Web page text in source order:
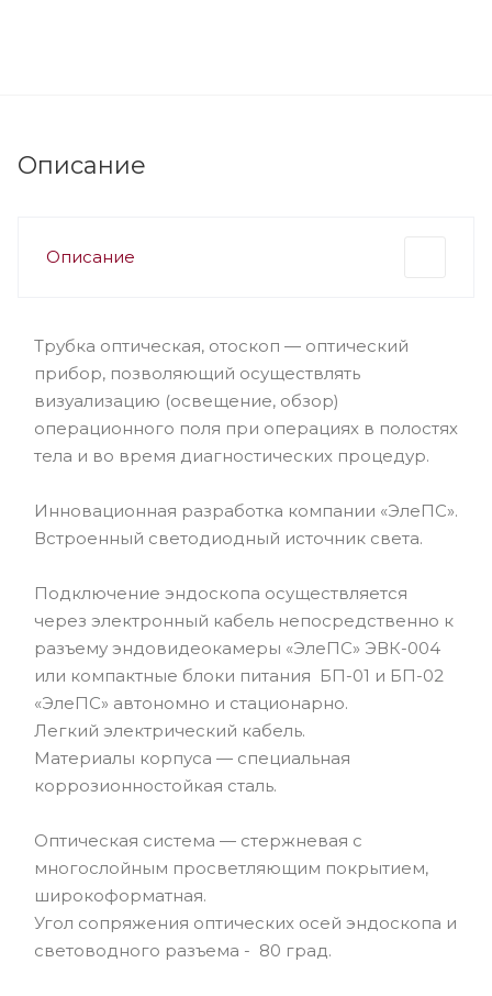
Описание
Описание
Трубка оптическая, отоскоп — оптический
прибор, позволяющий осуществлять
визуализацию (освещение, обзор)
операционного поля при операциях в полостях
тела и во время диагностических процедур.
Инновационная разработка компании «ЭлеПС».
Встроенный светодиодный источник света.
Подключение эндоскопа осуществляется
через электронный кабель непосредственно к
разъему эндовидеокамеры «ЭлеПС» ЭВК-004
или компактные блоки питания БП-01 и БП-02
«ЭлеПС» автономно и стационарно.
Легкий электрический кабель.
Материалы корпуса — специальная
коррозионностойкая сталь.
Оптическая система — стержневая с
многослойным просветляющим покрытием,
широкоформатная.
Угол сопряжения оптических осей эндоскопа и
световодного разъема - 80 град.